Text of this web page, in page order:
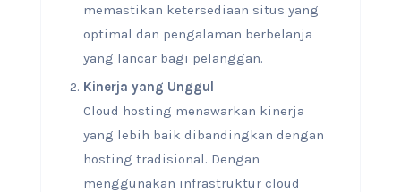
memastikan ketersediaan situs yang
optimal dan pengalaman berbelanja
yang lancar bagi pelanggan.
Kinerja yang Unggul
Cloud hosting menawarkan kinerja
yang lebih baik dibandingkan dengan
hosting tradisional. Dengan
menggunakan infrastruktur cloud